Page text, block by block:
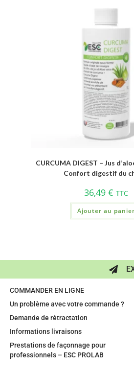
CURCUMA DIGEST – Jus
Confort digestif du
36,49 € TTC
Ajouter au panier
COMMANDER EN LIGNE
Un problème avec votre commande ?
Demande de rétractation
Informations livraisons
Prestations de façonnage pour
professionnels – ESC PROLAB